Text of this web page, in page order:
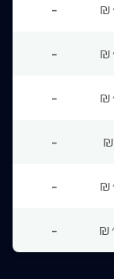
₪
-
₪
-
₪
-
₪
-
₪
-
₪
-